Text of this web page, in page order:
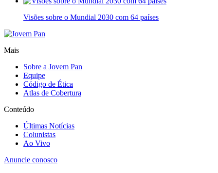
Visões sobre o Mundial 2030 com 64 países
Mais
Sobre a Jovem Pan
Equipe
Código de Ética
Atlas de Cobertura
Conteúdo
Últimas Notícias
Colunistas
Ao Vivo
Anuncie conosco